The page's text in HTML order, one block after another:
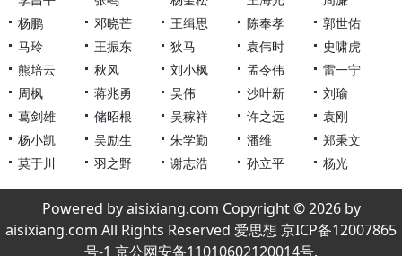
杨鹏
邓晓芒 王缉思 陈奉孝
郭世佑
马玲
王振东 狄马 袁伟时
史啸虎
熊培云
秋风 刘小枫 孟令伟
雷一宁
周枫
蒋兆勇 吴伟 沙叶新
刘瑜
葛剑雄
储昭根 吴稼祥 许之远
袁刚
杨小凯
吴励生 朱学勤 潘维
郑秉文
莫于川
羽之野 谢志浩 孙立平 杨光
Powered by aisixiang.com Copyright © 2026 by
aisixiang.com All Rights Reserved 爱思想 京ICP备12007865
号-1 京公网安备11010602120014号.